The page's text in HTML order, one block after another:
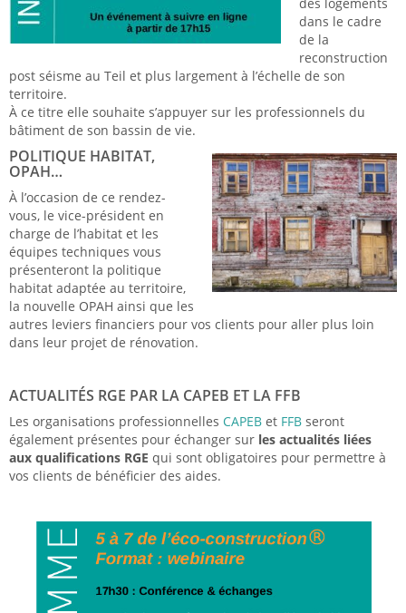
dans le cadre
de la
reconstruction
post séisme au Teil et plus largement à l’échelle de son
territoire.
À ce titre elle souhaite s’appuyer sur les professionnels du
bâtiment de son bassin de vie.
POLITIQUE HABITAT,
OPAH…
À l’occasion de ce rendez-
vous, le vice-président en
charge de l’habitat et les
équipes techniques vous
présenteront la politique
habitat adaptée au territoire,
la nouvelle OPAH ainsi que les
autres leviers financiers pour vos clients pour aller plus loin
dans leur projet de rénovation.
ACTUALITÉS RGE PAR LA CAPEB ET LA FFB
Les organisations professionnelles CAPEB et FFB seront
également présentes pour échanger sur les actualités liées
aux qualifications RGE qui sont obligatoires pour permettre à
vos clients de bénéficier des aides.